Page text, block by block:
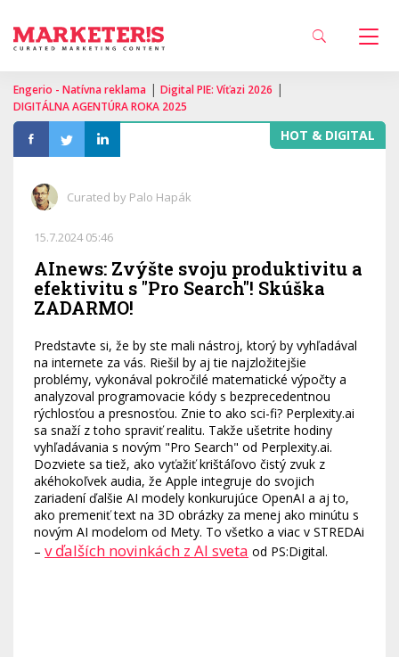
Engerio - Natívna reklama | Digital PIE: Víťazi 2026 |
DIGITÁLNA AGENTÚRA ROKA 2025
HOT & DIGITAL
Curated by Palo Hapák
15.7.2024 05:46
AInews: Zvýšte svoju produktivitu a
efektivitu s "Pro Search"! Skúška
ZADARMO!
Predstavte si, že by ste mali nástroj, ktorý by vyhľadával
na internete za vás. Riešil by aj tie najzložitejšie
problémy, vykonával pokročilé matematické výpočty a
analyzoval programovacie kódy s bezprecedentnou
rýchlosťou a presnosťou. Znie to ako sci-fi? Perplexity.ai
sa snaží z toho spraviť realitu. Takže ušetrite hodiny
vyhľadávania s novým "Pro Search" od Perplexity.ai.
Dozviete sa tiež, ako vyťažiť krištáľovo čistý zvuk z
akéhokoľvek audia, že Apple integruje do svojich
zariadení ďalšie AI modely konkurujúce OpenAI a aj to,
ako premeniť text na 3D obrázky za menej ako minútu s
novým AI modelom od Mety. To všetko a viac v STREDAi
– v ďalších novinkách z AI sveta od PS:Digital.